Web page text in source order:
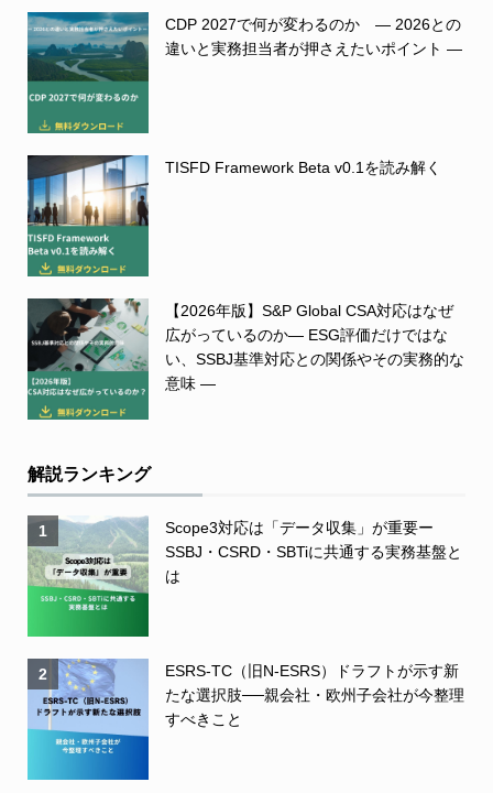
CDP 2027で何が変わるのか ― 2026との
違いと実務担当者が押さえたいポイント ―
TISFD Framework Beta v0.1を読み解く
【2026年版】S&P Global CSA対応はなぜ
広がっているのか― ESG評価だけではな
い、SSBJ基準対応との関係やその実務的な
意味 ―
解説ランキング
1
Scope3対応は「データ収集」が重要ー
SSBJ・CSRD・SBTiに共通する実務基盤と
は
2
ESRS-TC（旧N-ESRS）ドラフトが示す新
たな選択肢──親会社・欧州子会社が今整理
すべきこと